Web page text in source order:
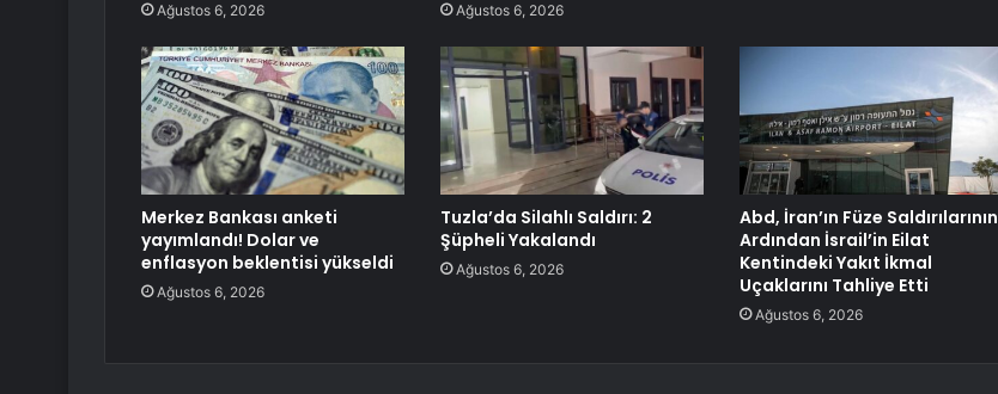
Ağustos 6, 2026 Ağustos 6, 2026
Merkez Bankası anketi
yayımlandı! Dolar ve
enflasyon beklentisi yükseldi
Ağustos 6, 2026
Tuzla’da Silahlı Saldırı: 2
Şüpheli Yakalandı
Ağustos 6, 2026
Abd, İran’ın Füze Saldırılarının
Ardından İsrail’in Eilat
Kentindeki Yakıt İkmal
Uçaklarını Tahliye Etti
Ağustos 6, 2026